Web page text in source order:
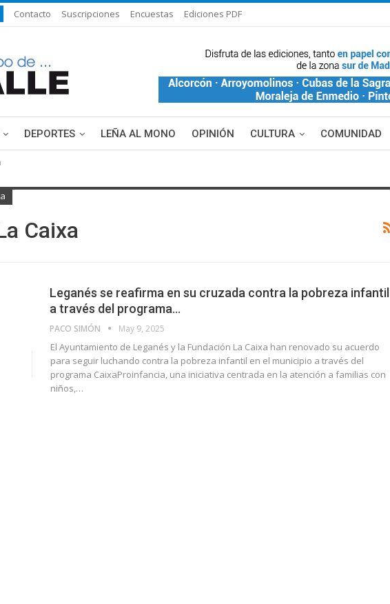
Contacto Suscripciones Encuestas Ediciones PDF
DEPORTES LEÑA AL MONO OPINIÓN CULTURA COMUNIDAD
Caixa
Leganés se reafirma en su cruzada contra la pobreza infantil
a través del programa…
PACO SIMÓN May 9, 2025
El Ayuntamiento de Leganés y la Fundación La Caixa han renovado su acuerdo
para seguir luchando contra la pobreza infantil en el municipio a través del
programa CaixaProinfancia, una iniciativa centrada en la atención a familias con
niños,…